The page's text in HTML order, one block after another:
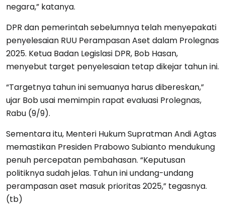
negara,” katanya.
DPR dan pemerintah sebelumnya telah menyepakati
penyelesaian RUU Perampasan Aset dalam Prolegnas
2025. Ketua Badan Legislasi DPR, Bob Hasan,
menyebut target penyelesaian tetap dikejar tahun ini.
“Targetnya tahun ini semuanya harus dibereskan,”
ujar Bob usai memimpin rapat evaluasi Prolegnas,
Rabu (9/9).
Sementara itu, Menteri Hukum Supratman Andi Agtas
memastikan Presiden Prabowo Subianto mendukung
penuh percepatan pembahasan. “Keputusan
politiknya sudah jelas. Tahun ini undang-undang
perampasan aset masuk prioritas 2025,” tegasnya.
(tb)